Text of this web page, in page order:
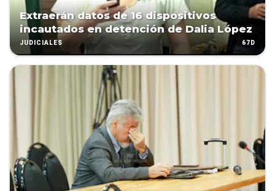
Extraerán datos de 16 dispositivos
incautados en detención de Dalia López
JUDICIALES 67D